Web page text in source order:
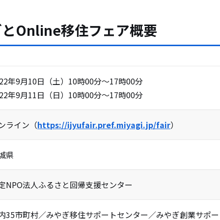
Online移住フェア概要
年9月10日（土）10時00分〜17時00分
年9月11日（日）10時00分〜17時00分
ライン（https://ijyufair.pref.miyagi.jp/fair）
県
NPO法人ふるさと回帰支援センター
35市町村／みやぎ移住サポートセンター／みやぎ創業サポ